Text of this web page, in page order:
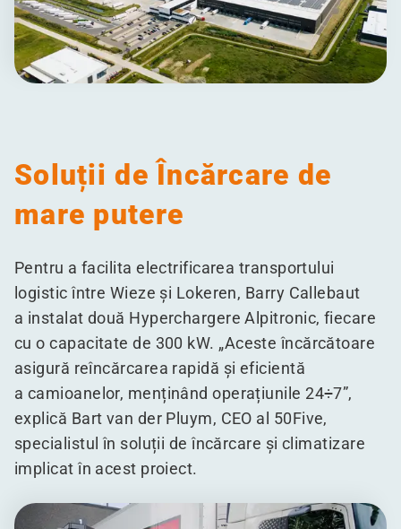
Soluții de Încărcare de
mare putere
Pentru a facilita electrificarea transportului
logistic între Wieze și Lokeren, Barry Callebaut
a instalat două Hyperchargere Alpitronic, fiecare
cu o capacitate de 300 kW. „Aceste încărcătoare
asigură reîncărcarea rapidă și eficientă
a camioanelor, menținând operațiunile 24÷7”,
explică Bart van der Pluym, CEO al 50Five,
specialistul în soluții de încărcare și climatizare
implicat în acest proiect.